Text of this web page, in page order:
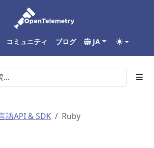
コミュニティ ブログ JA
語API & SDK Ruby